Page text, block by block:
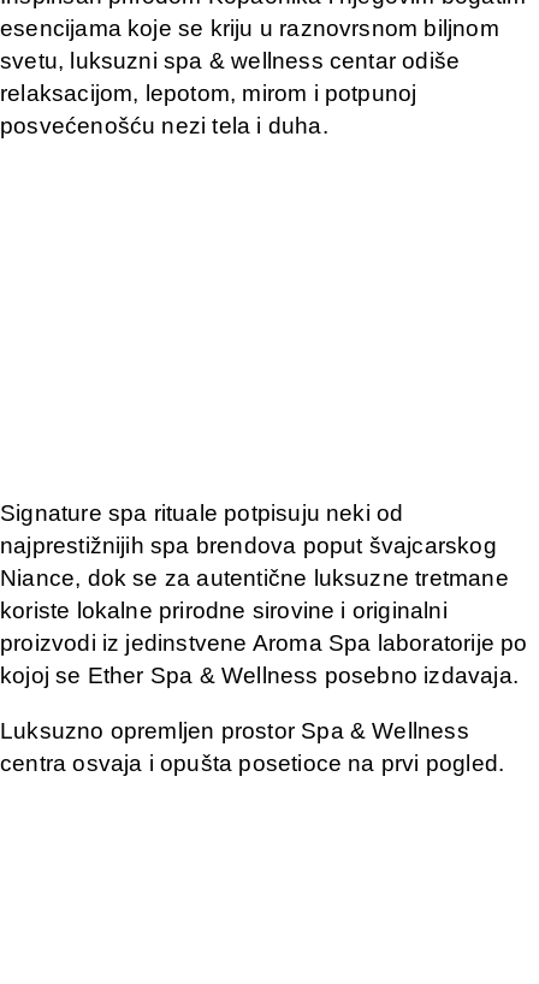
esencijama koje se kriju u raznovrsnom biljnom
svetu, luksuzni spa & wellness centar odiše
relaksacijom, lepotom, mirom i potpunoj
posvećenošću nezi tela i duha.
Signature spa rituale potpisuju neki od
najprestižnijih spa brendova poput švajcarskog
Niance, dok se za autentične luksuzne tretmane
koriste lokalne prirodne sirovine i originalni
proizvodi iz jedinstvene Aroma Spa laboratorije po
kojoj se Ether Spa & Wellness posebno izdavaja.
Luksuzno opremljen prostor Spa & Wellness
centra osvaja i opušta posetioce na prvi pogled.